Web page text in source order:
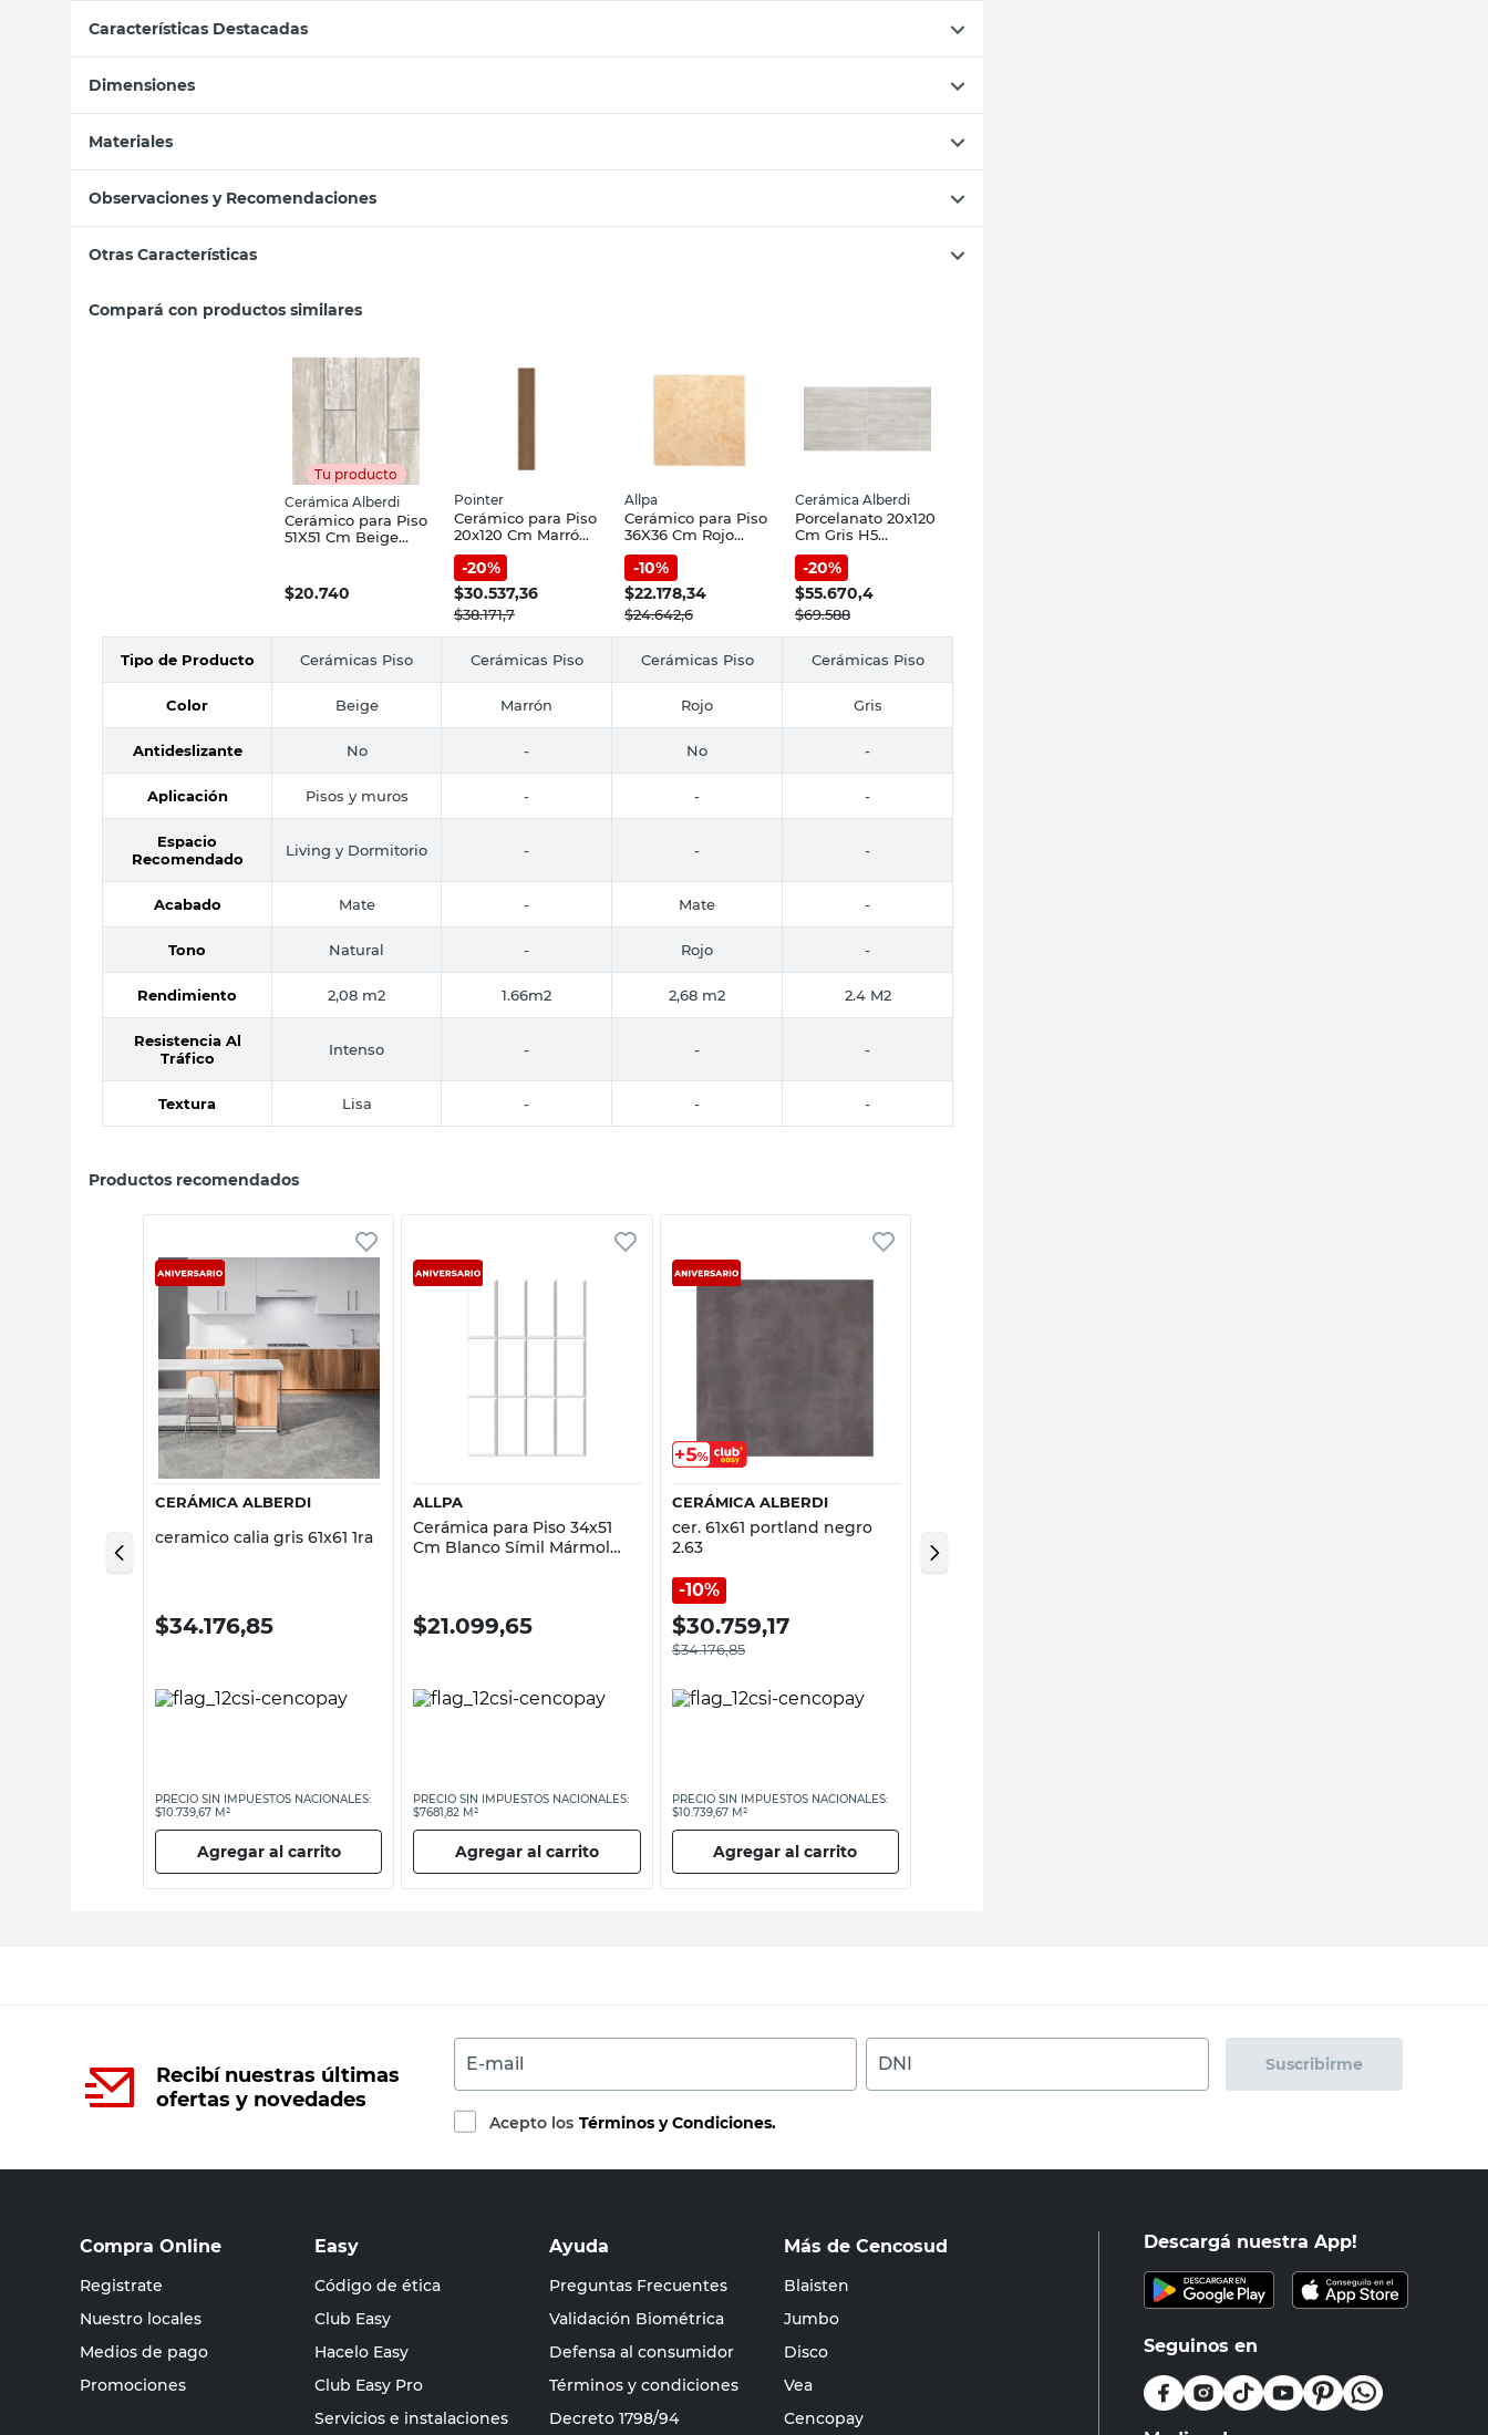
Características Destacadas
Dimensiones
Materiales
Observaciones y Recomendaciones
Otras Características
Compará con productos similares
Tu producto
Cerámica Alberdi
Cerámico para Piso
51X51 Cm Beige
$20.740
Pointer
Cerámico para Piso
20x120 Cm Marrón
Avellana Pointer
-20%
$30.537,36
$38.171,7
Allpa
Cerámico para Piso
36X36 Cm Rojo
Marruecos Mate
Allpa
-10%
$22.178,34
$24.642,6
Cerámica Alberdi
Porcelanato 20x120
Cm Gris H5
Cerámica Alberdi
-20%
$55.670,4
$69.588
Tipo de Producto Cerámicas Piso Cerámicas Piso Cerámicas Piso Cerámicas Piso
Color Beige Marrón Rojo Gris
Antideslizante No - No -
Aplicación Pisos y muros - - -
Espacio
Recomendado
Living y Dormitorio - - -
Acabado Mate - Mate -
Tono Natural - Rojo -
Rendimiento 2,08 m2 1.66m2 2,68 m2 2.4 M2
Resistencia Al
Tráfico
Intenso - - -
Textura Lisa - - -
Productos recomendados
Vista rápida
CERÁMICA ALBERDI
ceramico calia gris 61x61 1ra
$34.176,85
PRECIO SIN IMPUESTOS NACIONALES:
$10.739,67 M²
Agregar al carrito
ALLPA
Cerámica para Piso 34x51
Cm Blanco Símil Mármol
$21.099,65
PRECIO SIN IMPUESTOS NACIONALES:
$7681,82 M²
Agregar al carrito
CERÁMICA ALBERDI
cer. 61x61 portland negro
2.63
10%
$30.759,17
$34.176,85
PRECIO SIN IMPUESTOS NACIONALES:
$10.739,67 M²
Agregar al carrito
45.3X45.3 Cm Gris Tipo
Madera Brillante Scop
Recibí nuestras últimas
ofertas y novedades
E-mail DNI Suscribirme
Acepto los Términos y Condiciones.
Compra Online
Registrate
Nuestro locales
Medios de pago
Promociones
Easy
Código de ética
Club Easy
Hacelo Easy
Club Easy Pro
Servicios e instalaciones
Ayuda
Preguntas Frecuentes
Validación Biométrica
Defensa al consumidor
Términos y condiciones
Decreto 1798/94
Más de Cencosud
Blaisten
Jumbo
Disco
Vea
Cencopay
Descargá nuestra App!
Seguinos en